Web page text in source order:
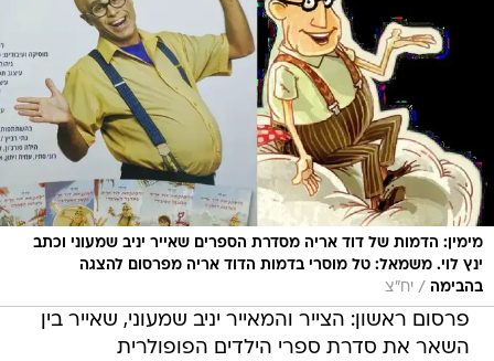
מימין: הדמות של דוד אריה מסדרת הספרים שאייר יניב שמעוני וכתב
ינץ לוי. משמאל: טל מוסרי בדמות הדוד אריה מפרסום להצגה
בהבימה / יח"צ
פרסום ראשון: הצייר והמאייר יניב שמעוני, שאייר בין
השאר את סדרת ספרי הילדים הפופולרית